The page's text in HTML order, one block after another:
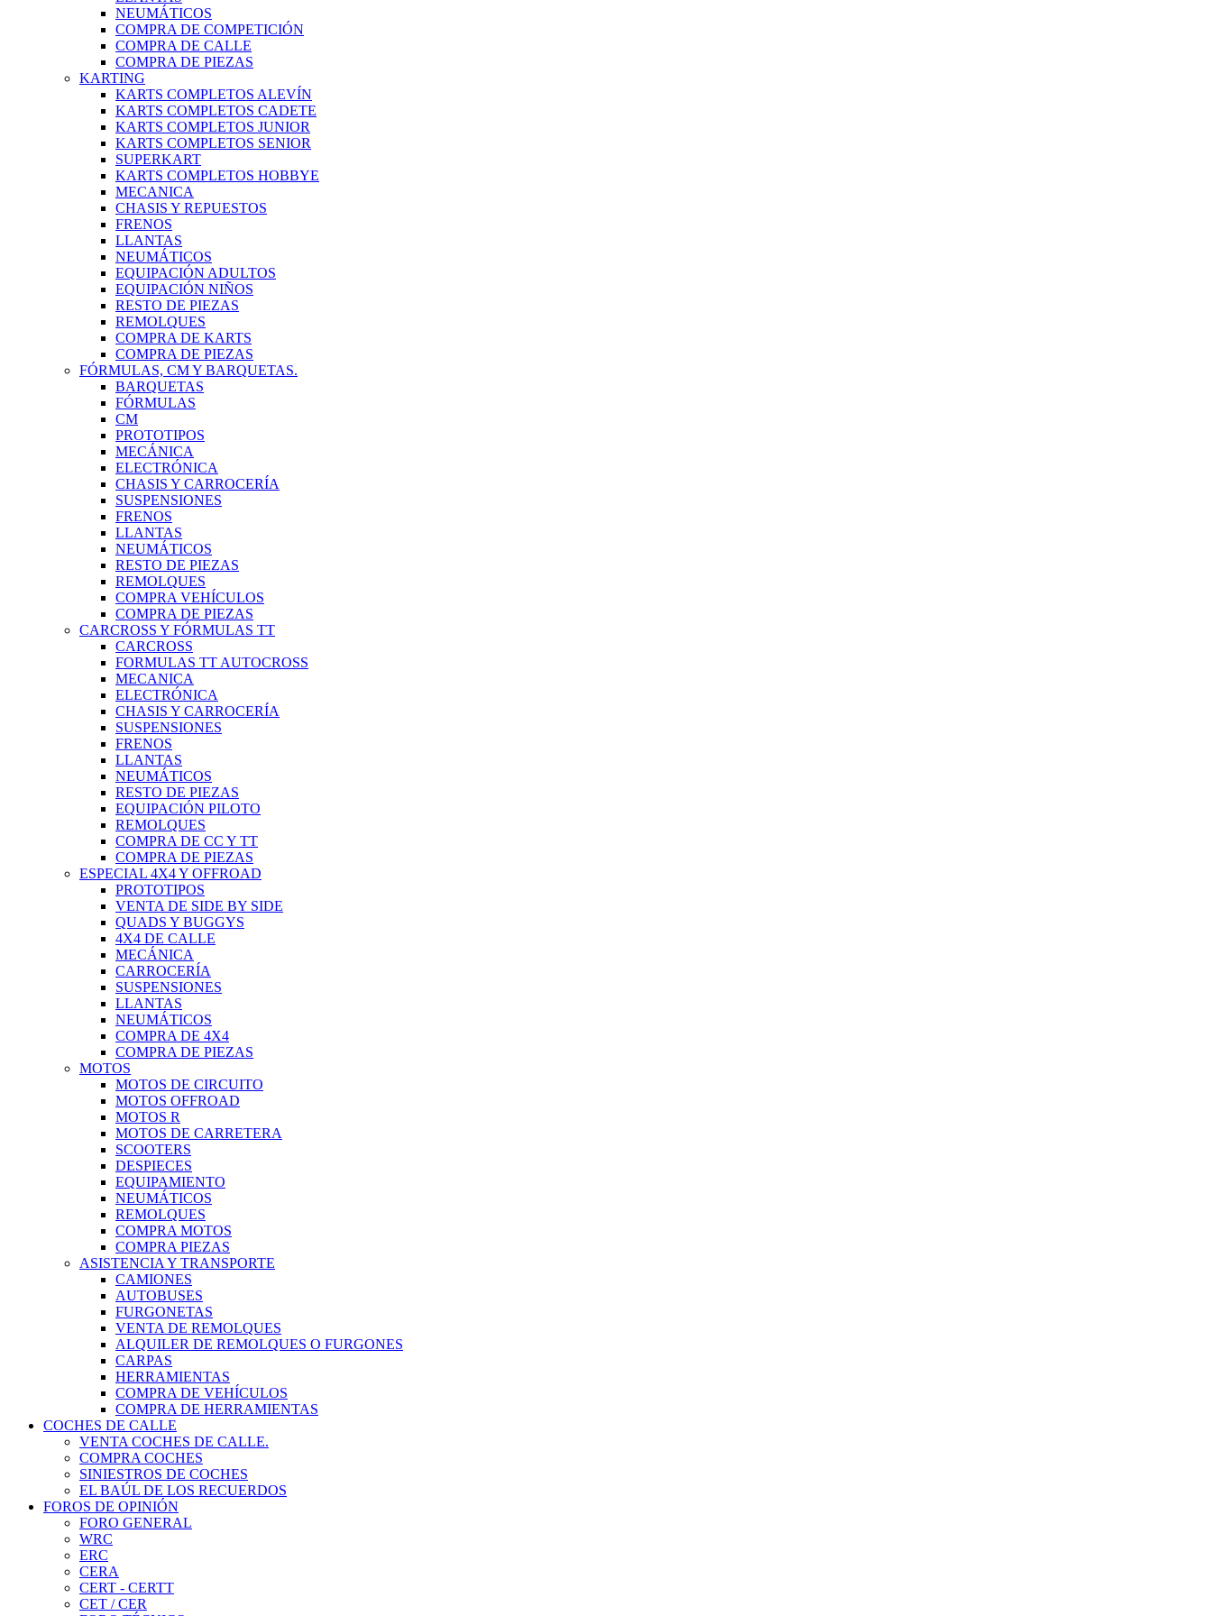
NEUMÁTICOS
COMPRA DE COMPETICIÓN
COMPRA DE CALLE
COMPRA DE PIEZAS
KARTING
KARTS COMPLETOS ALEVÍN
KARTS COMPLETOS CADETE
KARTS COMPLETOS JUNIOR
KARTS COMPLETOS SENIOR
SUPERKART
KARTS COMPLETOS HOBBYE
MECANICA
CHASIS Y REPUESTOS
FRENOS
LLANTAS
NEUMÁTICOS
EQUIPACIÓN ADULTOS
EQUIPACIÓN NIÑOS
RESTO DE PIEZAS
REMOLQUES
COMPRA DE KARTS
COMPRA DE PIEZAS
FÓRMULAS, CM Y BARQUETAS.
BARQUETAS
FÓRMULAS
CM
PROTOTIPOS
MECÁNICA
ELECTRÓNICA
CHASIS Y CARROCERÍA
SUSPENSIONES
FRENOS
LLANTAS
NEUMÁTICOS
RESTO DE PIEZAS
REMOLQUES
COMPRA VEHÍCULOS
COMPRA DE PIEZAS
CARCROSS Y FÓRMULAS TT
CARCROSS
FORMULAS TT AUTOCROSS
MECANICA
ELECTRÓNICA
CHASIS Y CARROCERÍA
SUSPENSIONES
FRENOS
LLANTAS
NEUMÁTICOS
RESTO DE PIEZAS
EQUIPACIÓN PILOTO
REMOLQUES
COMPRA DE CC Y TT
COMPRA DE PIEZAS
ESPECIAL 4X4 Y OFFROAD
PROTOTIPOS
VENTA DE SIDE BY SIDE
QUADS Y BUGGYS
4X4 DE CALLE
MECÁNICA
CARROCERÍA
SUSPENSIONES
LLANTAS
NEUMÁTICOS
COMPRA DE 4X4
COMPRA DE PIEZAS
MOTOS
MOTOS DE CIRCUITO
MOTOS OFFROAD
MOTOS R
MOTOS DE CARRETERA
SCOOTERS
DESPIECES
EQUIPAMIENTO
NEUMÁTICOS
REMOLQUES
COMPRA MOTOS
COMPRA PIEZAS
ASISTENCIA Y TRANSPORTE
CAMIONES
AUTOBUSES
FURGONETAS
VENTA DE REMOLQUES
ALQUILER DE REMOLQUES O FURGONES
CARPAS
HERRAMIENTAS
COMPRA DE VEHÍCULOS
COMPRA DE HERRAMIENTAS
COCHES DE CALLE
VENTA COCHES DE CALLE.
COMPRA COCHES
SINIESTROS DE COCHES
EL BAÚL DE LOS RECUERDOS
FOROS DE OPINIÓN
FORO GENERAL
WRC
ERC
CERA
CERT - CERTT
CET / CER